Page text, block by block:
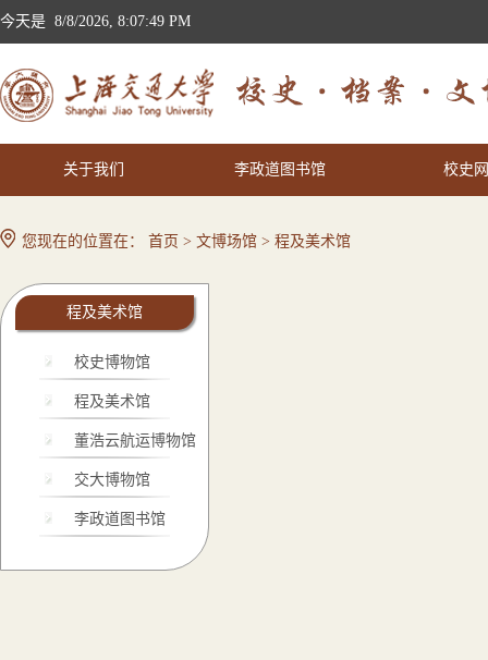
今天是 8/8/2026, 8:07:49 PM
关于我们 李政道图书馆 校史网
您现在的位置在： 首页 > 文博场馆 > 程及美术馆
程及美术馆
校史博物馆
程及美术馆
董浩云航运博物馆
交大博物馆
李政道图书馆